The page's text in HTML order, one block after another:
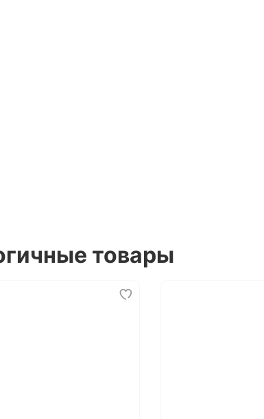
товары